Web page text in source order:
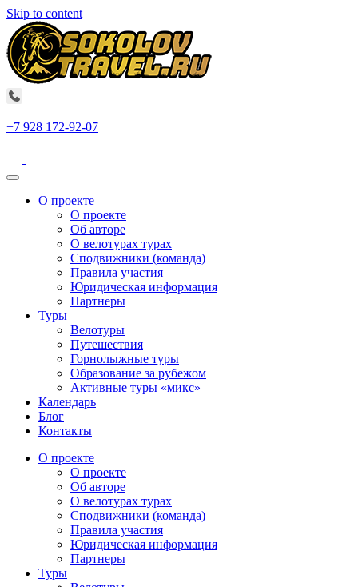
Skip to content
+7 928 172-92-07
О проекте
О проекте
Об авторе
О велотурах турах
Сподвижники (команда)
Правила участия
Юридическая информация
Партнеры
Туры
Велотуры
Путешествия
Горнолыжные туры
Образование за рубежом
Активные туры «микс»
Календарь
Блог
Контакты
О проекте
О проекте
Об авторе
О велотурах турах
Сподвижники (команда)
Правила участия
Юридическая информация
Партнеры
Туры